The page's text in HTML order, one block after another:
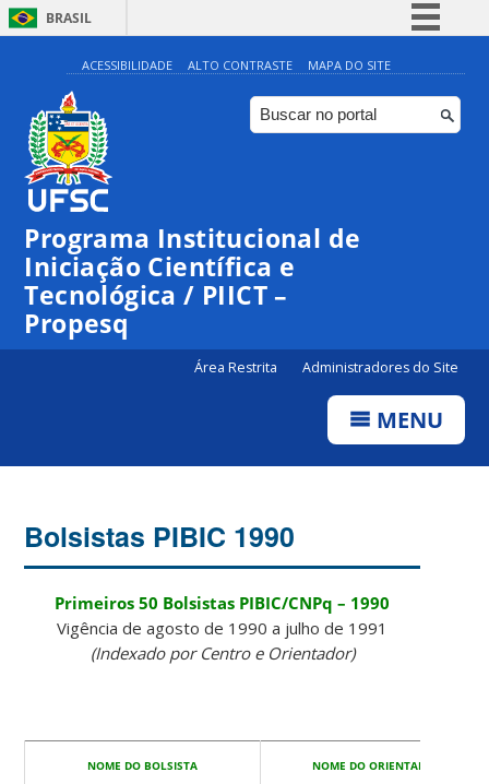
BRASIL
Simplifique!
Comunica BR
Participe
Canais
ACESSIBILIDADE ALTO CONTRASTE MAPA DO SITE
Programa Institucional de
Iniciação Científica e
Tecnológica / PIICT –
Propesq
Área Restrita Administradores do Site
MENU
Bolsistas PIBIC 1990
Primeiros 50 Bolsistas PIBIC/CNPq – 1990
Vigência de agosto de 1990 a julho de 1991
(Indexado por Centro e Orientador)
NOME DO BOLSISTA NOME DO ORIENTADOR